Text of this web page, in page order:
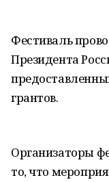
Фестиваль
Президента
грантов.
Организаторы
то, что